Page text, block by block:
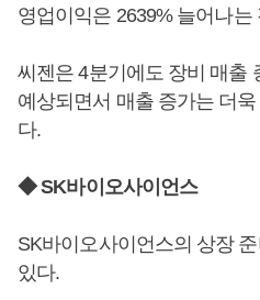
영업이익은 2639% 늘어나는
씨젠은 4분기에도 장비 매출
예상되면서 매출 증가는 더
다.
◆ SK바이오사이언스
SK바이오사이언스의 상장
있다.